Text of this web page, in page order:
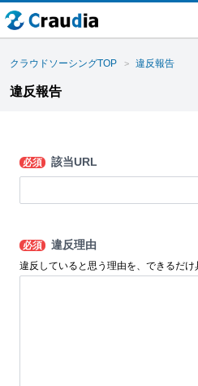
クラウドソーシングTOP 違反報告
違反報告
必須 該当URL
必須 違反理由
違反していると思う理由を、できるだけ